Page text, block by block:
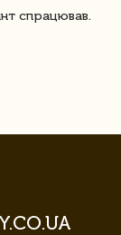
спрацював.